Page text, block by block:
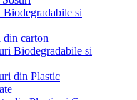
si
carton
Biodegradabile si
din Plastic